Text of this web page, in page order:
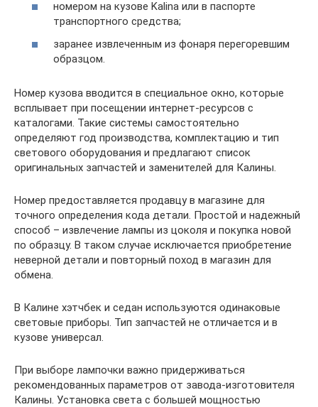
номером на кузове Kalina или в паспорте
транспортного средства;
заранее извлеченным из фонаря перегоревшим
образцом.
Номер кузова вводится в специальное окно, которые
всплывает при посещении интернет-ресурсов с
каталогами. Такие системы самостоятельно
определяют год производства, комплектацию и тип
светового оборудования и предлагают список
оригинальных запчастей и заменителей для Калины.
Номер предоставляется продавцу в магазине для
точного определения кода детали. Простой и надежный
способ – извлечение лампы из цоколя и покупка новой
по образцу. В таком случае исключается приобретение
неверной детали и повторный поход в магазин для
обмена.
В Калине хэтчбек и седан используются одинаковые
световые приборы. Тип запчастей не отличается и в
кузове универсал.
При выборе лампочки важно придерживаться
рекомендованных параметров от завода-изготовителя
Калины. Установка света с большей мощностью